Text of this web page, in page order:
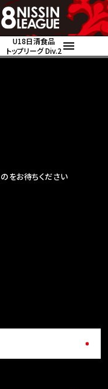
U18日清食品
トップリーグ Div.2
をお待ちください